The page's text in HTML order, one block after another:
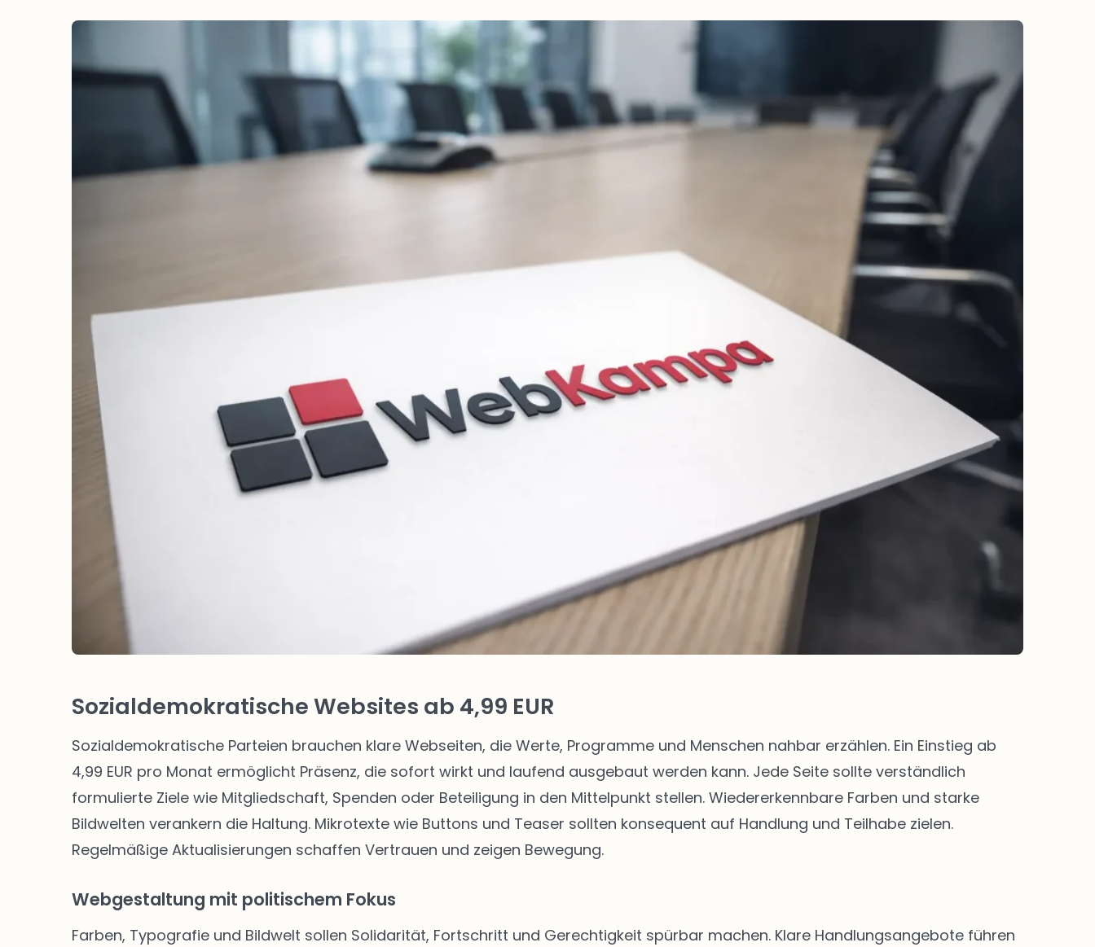
alle Altersgruppen
Sozialdemokratische Websites ab 4,99 EUR
Sozialdemokratische Parteien brauchen klare Webseiten, die Werte, Programme und Menschen nahbar erzählen. Ein Einstieg ab
4,99 EUR pro Monat ermöglicht Präsenz, die sofort wirkt und laufend ausgebaut werden kann. Jede Seite sollte verständlich
formulierte Ziele wie Mitgliedschaft, Spenden oder Beteiligung in den Mittelpunkt stellen. Wiedererkennbare Farben und starke
Bildwelten verankern die Haltung. Mikrotexte wie Buttons und Teaser sollten konsequent auf Handlung und Teilhabe zielen.
Regelmäßige Aktualisierungen schaffen Vertrauen und zeigen Bewegung.
Webgestaltung mit politischem Fokus
Farben, Typografie und Bildwelt sollen Solidarität, Fortschritt und Gerechtigkeit spürbar machen. Klare Handlungsangebote führen